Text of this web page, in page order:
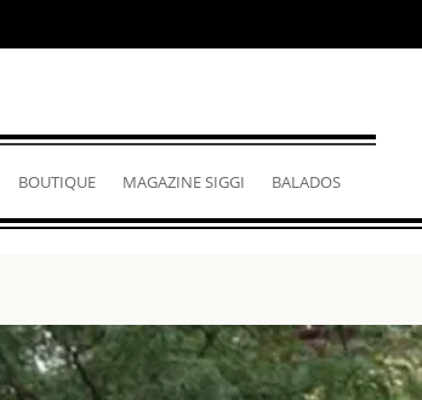
BOUTIQUE MAGAZINE SIGGI BALADOS